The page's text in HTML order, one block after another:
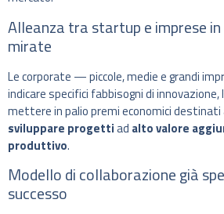
Alleanza tra startup e imprese
mirate
Le corporate — piccole, medie e grandi
indicare specifici fabbisogni di
mettere in palio premi economici
sviluppare progettiad alto valore
produttivo.
Modello di collaborazione già
successo